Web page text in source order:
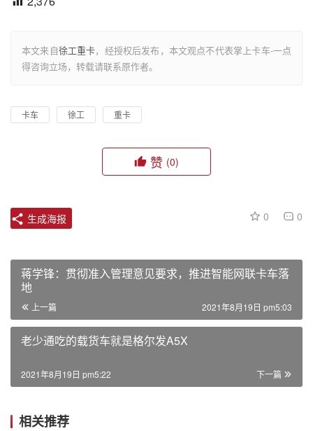
本文来自徐工重卡，经授权后发布，本文观点不代表掌上卡车-一点
得咨询立场，转载请联系原作者。
卡车 徐工 重卡
赞 (0)
0 0
生成海报
蒋学锋：贯彻准入管理意见要求，推进智能网联卡车落
地
上一篇 2021年8月19日 pm5:03
老少通吃的载货车就是格尔发A5X
下一篇
2021年8月19日 pm5:22
相关推荐